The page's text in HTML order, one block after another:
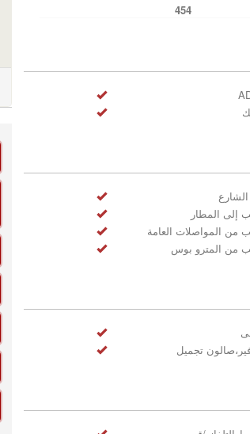
454
إلى المطار
من المواصلات العامة
من المترو بوس
تجميل